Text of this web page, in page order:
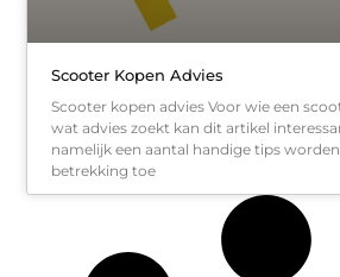
Scooter Kopen Advies
Scooter kopen advies Voor wie een
wat advies zoekt kan dit artikel
namelijk een aantal handige tips
betrekking toe